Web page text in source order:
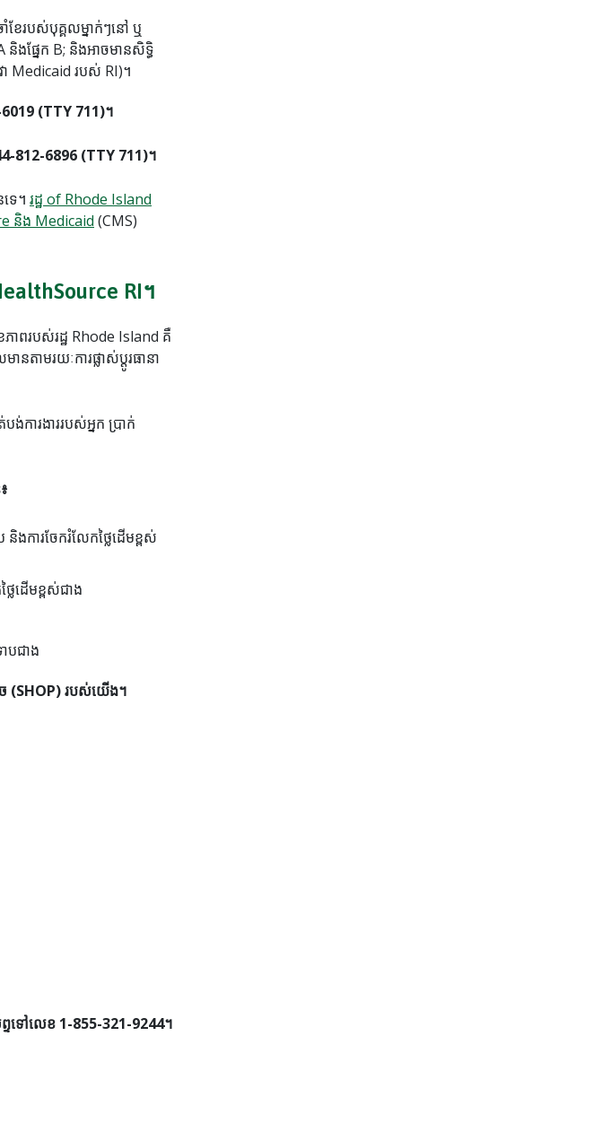
ែរបស់បុគ្គលម្នាក់ៗនៅ ឬ
ងផ្នែក B; និងអាចមានសិទ្ធិ
Medicaid របស់ RI)។
(TTY 711)។
812-6896 (TTY 711)។
េ។ រដ្ឋ of Rhode Island
និង Medicaid (CMS)
RI។
ភាពរបស់រដ្ឋ Rhode Island គឺ
តាមរយៈការផ្លាស់ប្តូរធានា
ការងាររបស់អ្នក ប្រាក់
ការចែករំលែកថ្លៃដើមខ្ពស់
ៃដើមខ្ពស់ជាង
បជាង
ច (SHOP) របស់យើង។
ទៅលេខ 1-855-321-9244។